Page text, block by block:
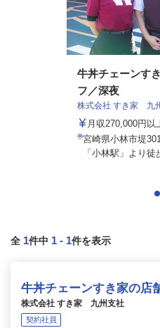
牛丼チェーンす
フ／深夜
株式会社 すき家 九
月収270,000円以
宮崎県小林市堤
「小林駅」より徒
全 1件中 1 - 1件を表示
牛丼チェーンすき家の店
株式会社 すき家 九州支社
契約社員